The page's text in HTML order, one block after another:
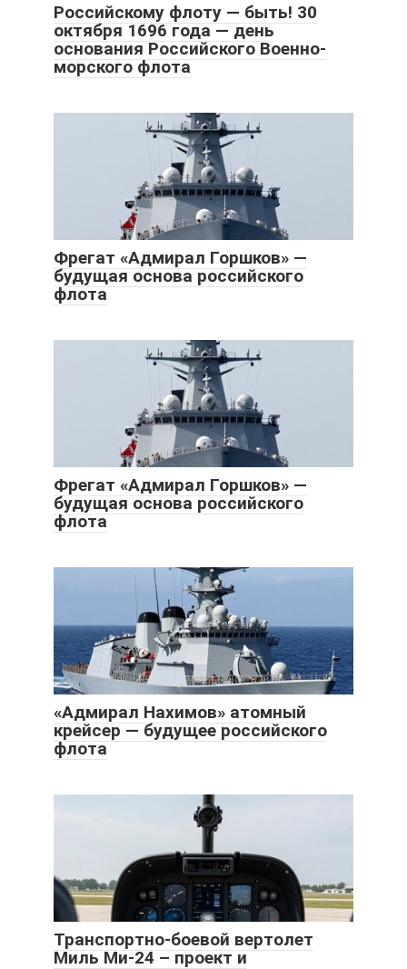
Российскому флоту — быть! 30
октября 1696 года — день
основания Российского Военно-
морского флота
Фрегат «Адмирал Горшков» —
будущая основа российского
флота
Фрегат «Адмирал Горшков» —
будущая основа российского
флота
«Адмирал Нахимов» атомный
крейсер — будущее российского
флота
Транспортно-боевой вертолет
Миль Ми-24 – проект и